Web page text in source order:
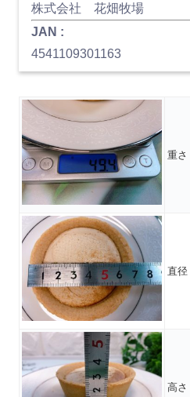
株式会社 花畑牧場
JAN :
4541109301163
重さ
直径
高さ